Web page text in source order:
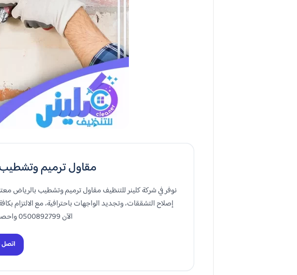
مقاول ترميم وتشطيب الرياض
نوفر في شركة كلينر للتنظيف مقاول ترميم وتشطيب بالرياض
إصلاح التشققات، وتجديد الواجهات باحترافية، مع الالتزام
الآن 0500892799 واحصل على استشارة مجانية وخدمة ترميم مضمونة.
اتصل